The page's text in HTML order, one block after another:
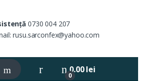
0730 004 207
rusu.sarconfex@yahoo.com
0
0.00lei